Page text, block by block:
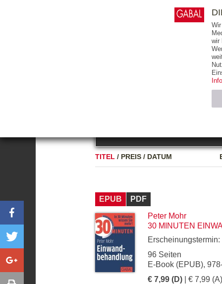
TITEL / PREIS / DATUM
EPUB
PDF
Peter Mohr
30 MINUTEN
Erscheinungstermin:
96 Seiten
E-Book (EPUB),
€ 7,99 (D) | € 7,99 (A)
E-
wir
Name